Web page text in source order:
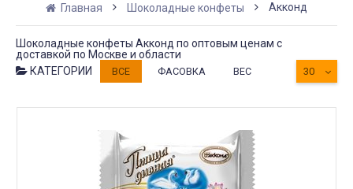
Главная Шоколадные конфеты Акконд
Шоколадные конфеты Акконд по оптовым ценам с
доставкой по Москве и области
КАТЕГОРИИ
ВСЕ ФАСОВКА ВЕС 30